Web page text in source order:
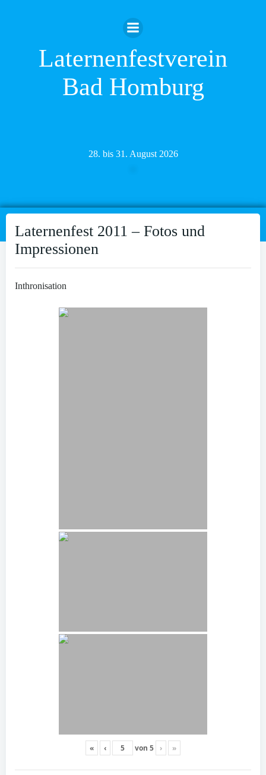
Inhalt
springen
Laternenfestverein
Bad Homburg
28. bis 31. August 2026
Laternenfest 2011 – Fotos und
Impressionen
Inthronisation
« ‹ von 5 › »